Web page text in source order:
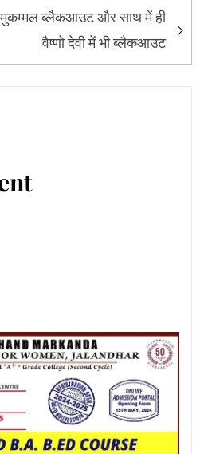
ब्लैकआउट और साथ में ही
वैष्णो देवी में भी ब्लैकआउट